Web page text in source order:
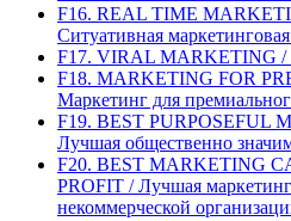
F16. REAL TIME
Ситуативная
F17. VIRAL MARKETING /
F18. MARKETING FOR
Маркетинг для
F19. BEST PURPOSEFUL
Лучшая общественно
F20. BEST MARKETING
PROFIT / Лучшая
некоммерческой